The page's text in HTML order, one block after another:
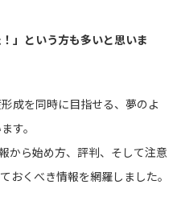
」という方も多いと思いま
成を同時に目指せる、夢のよ
す。
から始め方、評判、そして注意
おくべき情報を網羅しました。